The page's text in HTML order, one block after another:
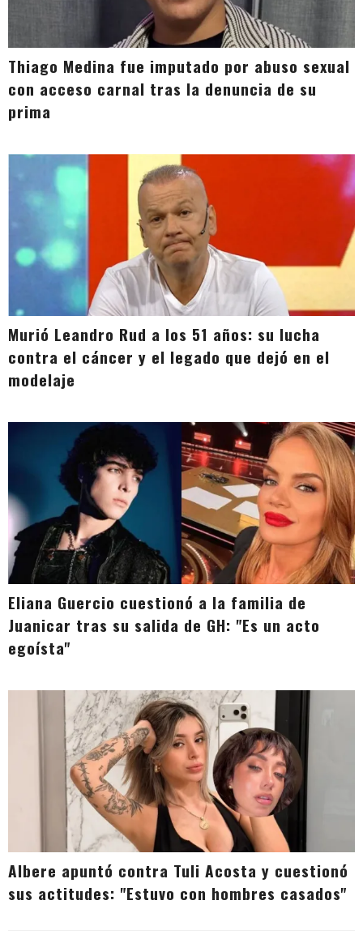
Thiago Medina fue imputado por abuso sexual
con acceso carnal tras la denuncia de su
prima
Murió Leandro Rud a los 51 años: su lucha
contra el cáncer y el legado que dejó en el
modelaje
Eliana Guercio cuestionó a la familia de
Juanicar tras su salida de GH: "Es un acto
egoísta"
Albere apuntó contra Tuli Acosta y cuestionó
sus actitudes: "Estuvo con hombres casados"